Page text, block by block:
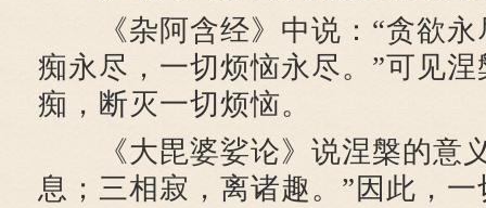
《杂阿含经》中说：“贪欲永
痴永尽，一切烦恼永尽。”可见
痴，断灭一切烦恼。
《大毘婆娑论》说涅槃的意
息；三相寂，离诸趣。”因此，